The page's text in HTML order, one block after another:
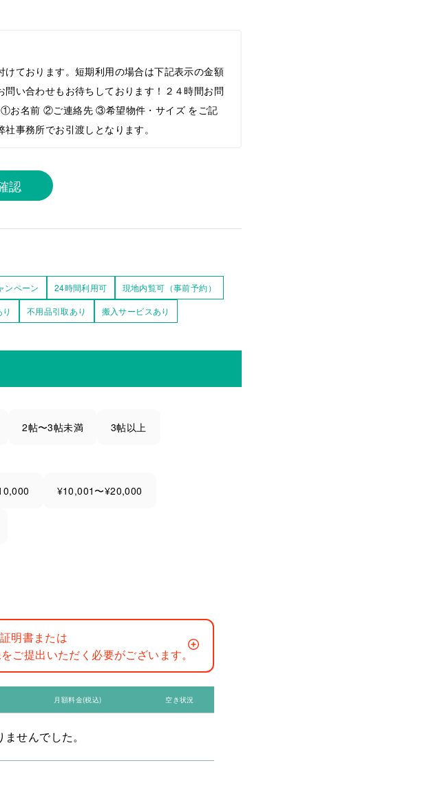
ております。短期利用の場合は下記表示の金額
い合わせもお待ちしております！２４時間お問
お名前 ②ご連絡先 ③希望物件・サイズ をご記
事務所でお引渡しとなります。
認
ンペーン 24時間利用可
現地内覧可（事前予約）
不用品引取あり 搬入サービスあり
2帖〜3帖未満 3帖以上
¥10,001〜¥20,000
明書または
ご提出いただく必要がございます。
月額料金(税込) 空き状況
せんでした。